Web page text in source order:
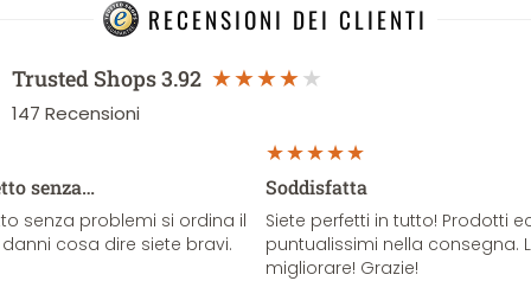
RECENSIONI DEI CLIENTI
Trusted Shops3.92
147 Recensioni
senza…
senza problemi si ordina il
cosa dire siete bravi.
Soddisfatta
Siete perfetti in tutto! Prodotti
puntualissimi nella consegna.
migliorare! Grazie!